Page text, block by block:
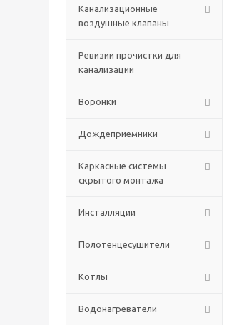
Канализационные
воздушные клапаны
Ревизии прочистки для
канализации
Воронки
Дождеприемники
Каркасные системы
скрытого монтажа
Инсталляции
Полотенцесушители
Котлы
Водонагреватели